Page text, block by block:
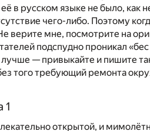
в русском языке не было, как
чего-либо. Поэтому
верите мне, посмотрите на
подспудно проникал
— привыкайте и пишите
того требующий ремонта
1
открытой, и